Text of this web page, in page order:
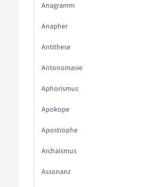
Anagramm
Anapher
Antithese
Antonomasie
Aphorismus
Apokope
Apostrophe
Archaismus
Assonanz